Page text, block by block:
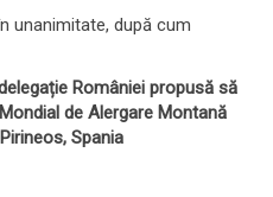
unanimitate, după cum
României propusă să
de Alergare Montană
Spania